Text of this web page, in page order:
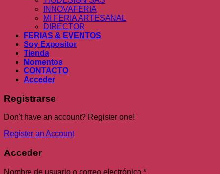
INNOVAFERIA
MI FERIA ARTESANAL
DIRECTOR
FERIAS & EVENTOS
Soy Expositor
Tienda
Momentos
CONTACTO
Acceder
Registrarse
Don't have an account? Register one!
Register an Account
Acceder
Nombre de usuario o correo electrónico *